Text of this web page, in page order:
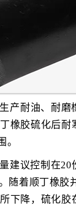
产耐油、耐
橡胶硫化后
。
建议控制在
随着顺丁橡
下降，硫化